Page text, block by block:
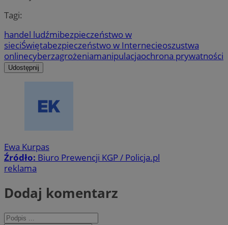
Tagi:
handel ludźmibezpieczeństwo w
sieciŚwiętabezpieczeństwo w Internecieoszustwa
onlinecyberzagrożeniamanipulacjaochrona prywatności
Udostępnij
Ewa Kurpas
Źródło: Biuro Prewencji KGP / Policja.pl
reklama
Dodaj komentarz